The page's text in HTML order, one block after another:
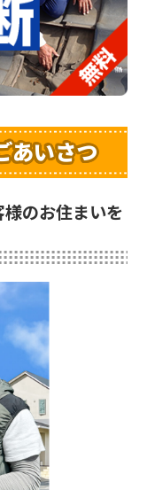
あいさつ
のお住まいを